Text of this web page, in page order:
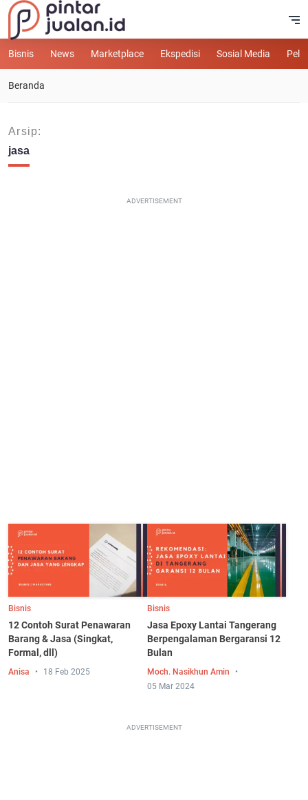
Bisnis News Marketplace Ekspedisi Sosial Media
Beranda
Arsip:
jasa
ADVERTISEMENT
Bisnis
12 Contoh Surat Penawaran
Barang & Jasa (Singkat,
Formal, dll)
Anisa 18 Feb 2025
Bisnis
Jasa Epoxy Lantai Tangerang
Berpengalaman Bergaransi 12
Bulan
Moch. Nasikhun Amin
05 Mar 2024
ADVERTISEMENT